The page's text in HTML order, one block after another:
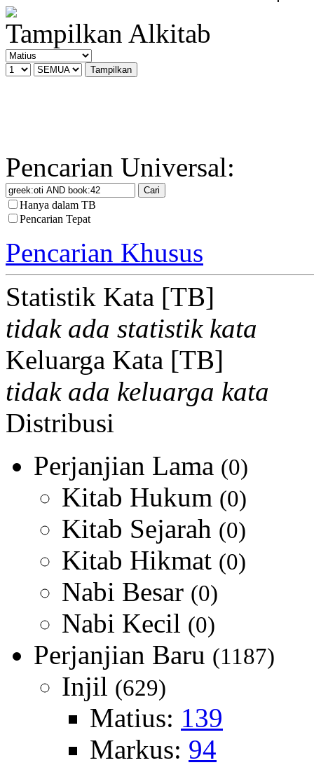
Tampilkan Alkitab
Pencarian Universal:
Hanya dalam TB
Pencarian Tepat
Pencarian Khusus
Statistik Kata [TB]
tidak ada statistik kata
Keluarga Kata [TB]
tidak ada keluarga kata
Distribusi
Perjanjian Lama (0)
Kitab Hukum (0)
Kitab Sejarah (0)
Kitab Hikmat (0)
Nabi Besar (0)
Nabi Kecil (0)
Perjanjian Baru (1187)
Injil (629)
Matius: 139
Markus: 94